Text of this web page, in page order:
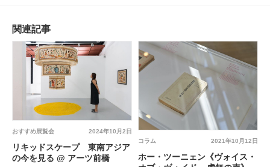
関連記事
2024年10月2日
おすすめ展覧会
リキッドスケープ 東南アジア
の今を見る @ アーツ前橋
2021年10月12日
コラム
ホー・ツーニェン《ヴォイス・